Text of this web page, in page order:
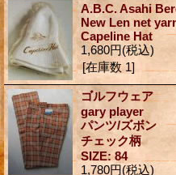
A.B.C. Asahi
New Len net
Capeline Hat
1,680円(税込)
[在庫数 1]
ゴルフウェア
gary player
パンツ/ズボン
チェック柄
SIZE: 84
1,780円(税込)